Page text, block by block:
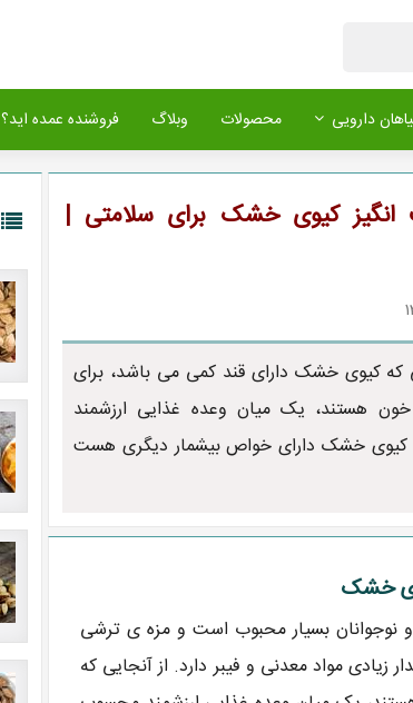
دارویی محصولات وبلاگ فروشنده عمده اید؟
کیوی خشک برای سلامتی |
کیوی خشک دارای قند کمی می باشد، برای
هستند، یک میان وعده غذایی ارزشمند
خشک دارای خواص بیشمار دیگری هست
خشک
نوجوانان بسیار محبوب است و مزه ی ترشی
مواد معدنی و فیبر دارد. از آنجایی که